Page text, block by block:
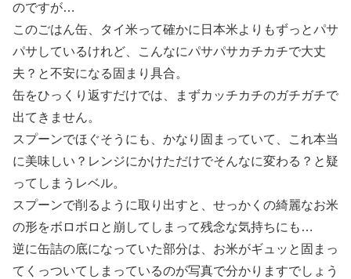
のですが…
このごはん缶、タイ米って確かに日本米よりもずっとパサ
パサしているけれど、こんなにパサパサカチカチで大丈
夫？と不安になる固まり具合。
缶をひっくり返すだけでは、まずカッチカチのガチガチで
出てきません。
スプーンでほぐそうにも、かなり固まっていて、これ本当
に美味しい？レンジにかけただけでそんなに変わる？と疑
ってしまうレベル。
スプーンで削るように取り出すと、せっかくの綺麗なお米
の形をボロボロと崩してしまって残念な気持ちにも…
逆に缶詰の底になっていた部分は、お米がギュッと固まっ
てくっついてしまっているのが写真で分かりますでしょう